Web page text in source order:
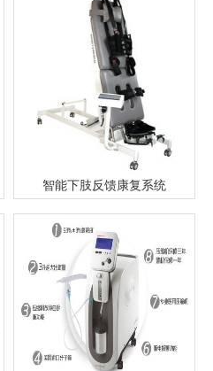
智能下肢反馈康复系统